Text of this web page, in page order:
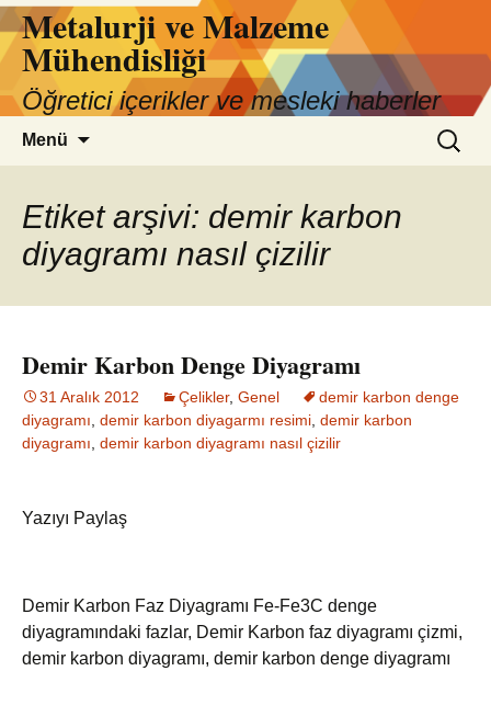
İçeriğe
atlaMetalurji ve Malzeme
Mühendisliği
Öğretici içerikler ve mesleki haberler
Menü
Arama:
Etiket arşivi: demir karbon
diyagramı nasıl çizilir
Demir Karbon Denge Diyagramı
31 Aralık 2012 Çelikler, Genel
demir karbon denge
diyagramı demir karbon diyagarmı resimi demir karbon
diyagramı demir karbon diyagramı nasıl çizilir
Yazıyı Paylaş
Demir Karbon Faz Diyagramı Fe-Fe3C denge
diyagramındaki fazlar, Demir Karbon faz diyagramı çizmi,
demir karbon diyagramı, demir karbon denge diyagramı